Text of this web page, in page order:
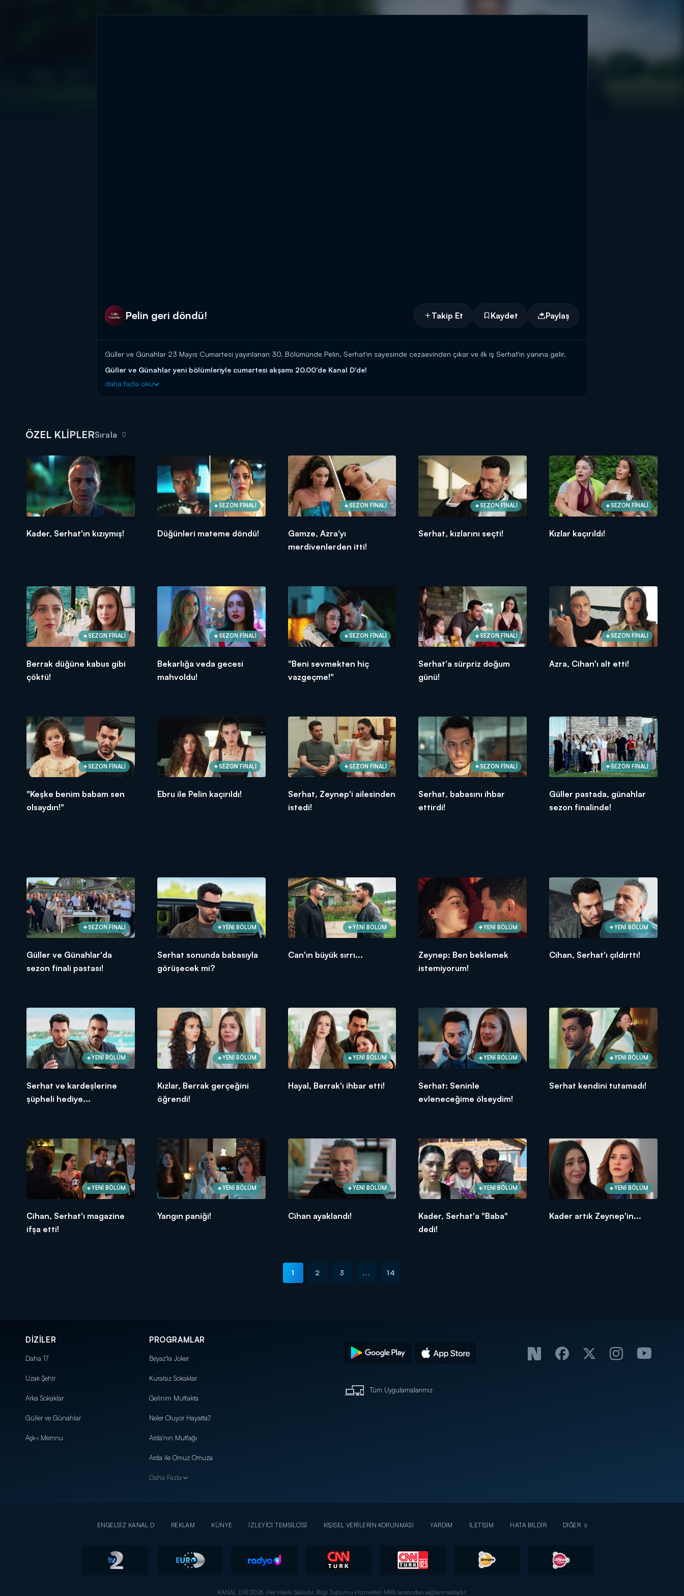
Pelin geri döndü! Takip Et Kaydet Paylaş
Güller ve Günahlar 23 Mayıs Cumartesi yayınlanan 30. Bölümünde Pelin, Serhat'ın sayesinde cezaevinden çıkar ve ilk iş Serhat'ın yanına gelir.
Güller ve Günahlar yeni bölümleriyle cumartesi akşamı 20.00'de Kanal D'de!
daha fazla oku
ÖZEL KLİPLERSırala
Kader, Serhat'ın kızıymış!
SEZON FİNALİ
Düğünleri mateme döndü!
SEZON FİNALİ
Gamze, Azra'yı
merdivenlerden itti!
SEZON FİNALİ
Serhat, kızlarını seçti!
SEZON FİNALİ
Kızlar kaçırıldı!
SEZON FİNALİ
Berrak düğüne kabus gibi
çöktü!
SEZON FİNALİ
Bekarlığa veda gecesi
mahvoldu!
SEZON FİNALİ
"Beni sevmekten hiç
vazgeçme!"
SEZON FİNALİ
Serhat'a sürpriz doğum
günü!
SEZON FİNALİ
Azra, Cihan'ı alt etti!
SEZON FİNALİ
"Keşke benim babam sen
olsaydın!"
SEZON FİNALİ
Ebru ile Pelin kaçırıldı!
SEZON FİNALİ
Serhat, Zeynep'i ailesinden
istedi!
SEZON FİNALİ
Serhat, babasını ihbar
ettirdi!
SEZON FİNALİ
Güller pastada, günahlar
sezon finalinde!
SEZON FİNALİ
Güller ve Günahlar'da
sezon finali pastası!
YENİ BÖLÜM
Serhat sonunda babasıyla
görüşecek mi?
YENİ BÖLÜM
Can'ın büyük sırrı...
YENİ BÖLÜM
Zeynep: Ben beklemek
istemiyorum!
YENİ BÖLÜM
Cihan, Serhat'ı çıldırttı!
YENİ BÖLÜM
Serhat ve kardeşlerine
şüpheli hediye...
YENİ BÖLÜM
Kızlar, Berrak gerçeğini
öğrendi!
YENİ BÖLÜM
Hayal, Berrak'ı ihbar etti!
YENİ BÖLÜM
Serhat: Seninle
evleneceğime ölseydim!
YENİ BÖLÜM
Serhat kendini tutamadı!
YENİ BÖLÜM
Cihan, Serhat'ı magazine
ifşa etti!
YENİ BÖLÜM
Yangın paniği!
YENİ BÖLÜM
Cihan ayaklandı!
YENİ BÖLÜM
Kader, Serhat'a "Baba"
dedi!
YENİ BÖLÜM
Kader artık Zeynep'in...
1 2 3 ... 14
DİZİLER
Daha 17
Uzak Şehir
Arka Sokaklar
Güller ve Günahlar
Aşk-ı Memnu
PROGRAMLAR
Beyaz'la Joker
Kuralsız Sokaklar
Gelinim Mutfakta
Neler Oluyor Hayatta?
Arda'nın Mutfağı
Arda ile Omuz Omuza
Daha Fazla
Tüm Uygulamalarımız
ENGELSİZ KANAL D REKLAM KÜNYE İZLEYİCİ TEMSİLCİSİ KİŞİSEL VERİLERİN KORUNMASI YARDIM İLETİŞİM HATA BİLDİR DİĞER
KANAL D © 2026. Her Hakkı Saklıdır. Bilgi Toplumu Hizmetleri MKK tarafından sağlanmaktadır.